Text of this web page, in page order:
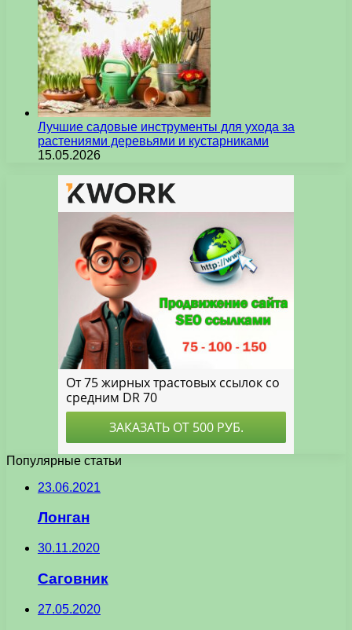
Лучшие садовые инструменты для ухода за
растениями деревьями и кустарниками
15.05.2026
Популярные статьи
23.06.2021
Лонган
30.11.2020
Саговник
27.05.2020